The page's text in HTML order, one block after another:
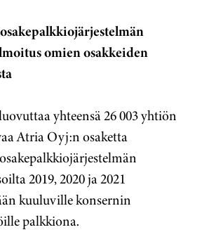
omien osakkeiden
yhteensä26 003yhtiön
Atria Oyj:n osaketta
2019, 2020 ja 2021
kuuluville konsernin
palkkiona.